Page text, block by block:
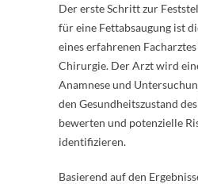
Der erste Schritt zur
für eine Fettabsaugung ist
eines erfahrenen
Chirurgie. Der Arzt wird
Anamnese und
den Gesundheitszustand
bewerten und potenzielle
identifizieren.
Basierend auf den